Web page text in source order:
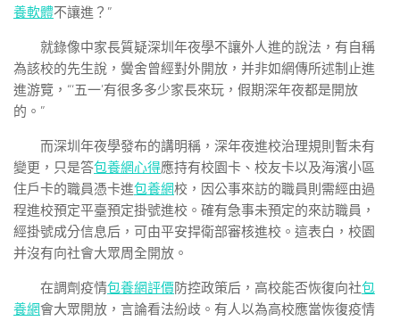
養軟體不讓進？”
就錄像中家長質疑深圳年夜學不讓外人進的說法，有自稱
為該校的先生說，黌舍曾經對外開放，并非如網傳所述制止進
進游覽，“‘五一’有很多多少家長來玩，假期深年夜都是開放
的。”
而深圳年夜學發布的講明稱，深年夜進校治理規則暫未有
變更，只是答包養網心得應持有校園卡、校友卡以及海濱小區
住戶卡的職員憑卡進包養網校，因公事來訪的職員則需經由過
程進校預定平臺預定掛號進校。確有急事未預定的來訪職員，
經掛號成分信息后，可由平安捍衛部審核進校。這表白，校園
并沒有向社會大眾周全開放。
在調劑疫情包養網評價防控政策后，高校能否恢復向社包
養網會大眾開放，言論看法紛歧。有人以為高校應當恢復疫情